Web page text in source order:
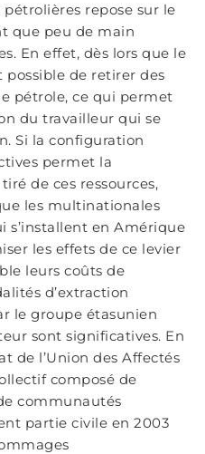
pétrolières repose sur le
que peu de main
En effet, dès lors que le
possible de retirer des
pétrole, ce qui permet
du travailleur qui se
Si la configuration
permet la
de ces ressources,
les multinationales
s’installent en Amérique
les effets de ce levier
leurs coûts de
d’extraction
le groupe étasunien
sont significatives. En
de l’Union des Affectés
composé de
communautés
partie civile en 2003